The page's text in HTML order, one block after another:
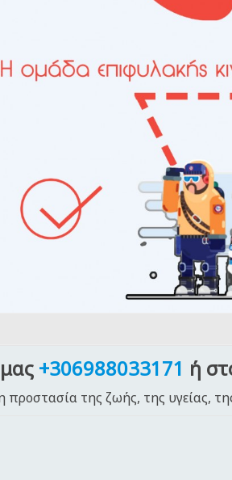
+306988033171 ή
προστασία της ζωής, της υγείας,